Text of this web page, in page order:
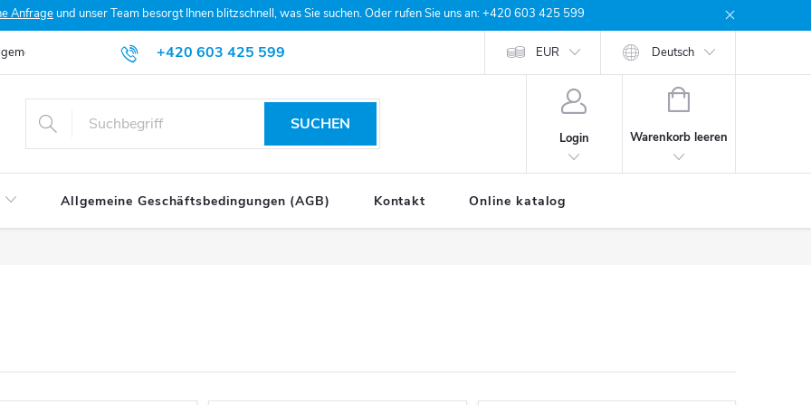
Anfrage und unser Team besorgt Ihnen blitzschnell, was Sie suchen. Oder rufen Sie uns an: +420 603 425 599
+420 603 425 599
Geschäftsbedingungen (AGB) Datenschutzerklärung EUR Deutsch
SUCHEN
Login
WARENKORB
Warenkorb leeren
Allgemeine Geschäftsbedingungen (AGB) Kontakt Online katalog